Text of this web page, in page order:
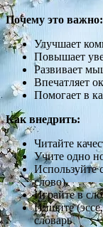
Почему это важно:
Улучшает
Повышает
Развивает
Впечатляет
Помогает в
Как внедрить:
Читайте
Учите одно
Используйте
слово)
Играйте в
Пишите
словарь